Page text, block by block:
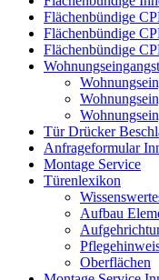
Flächenbündige
Flächenbündige
Flächenbündige
Tür Drücker
Anfrageformular
Montage Service
Türenlexikon
Aufbau
Oberflächen